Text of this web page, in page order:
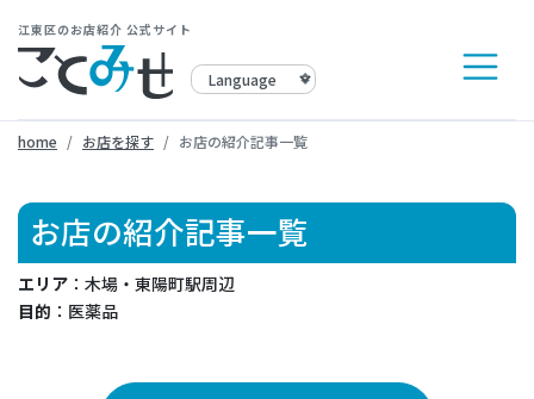
江東区のお店紹介 公式サイト
home お店を探す お店の紹介記事一覧
お店の紹介記事一覧
エリア ：木場・東陽町駅周辺
目的 ：医薬品